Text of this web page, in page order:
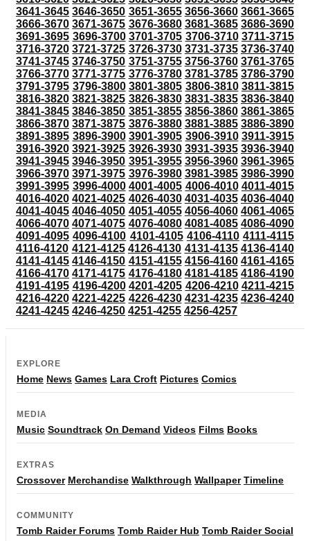
3641-3645 3646-3650 3651-3655 3656-3660 3661-3665
3666-3670 3671-3675 3676-3680 3681-3685 3686-3690
3691-3695 3696-3700 3701-3705 3706-3710 3711-3715
3716-3720 3721-3725 3726-3730 3731-3735 3736-3740
3741-3745 3746-3750 3751-3755 3756-3760 3761-3765
3766-3770 3771-3775 3776-3780 3781-3785 3786-3790
3791-3795 3796-3800 3801-3805 3806-3810 3811-3815
3816-3820 3821-3825 3826-3830 3831-3835 3836-3840
3841-3845 3846-3850 3851-3855 3856-3860 3861-3865
3866-3870 3871-3875 3876-3880 3881-3885 3886-3890
3891-3895 3896-3900 3901-3905 3906-3910 3911-3915
3916-3920 3921-3925 3926-3930 3931-3935 3936-3940
3941-3945 3946-3950 3951-3955 3956-3960 3961-3965
3966-3970 3971-3975 3976-3980 3981-3985 3986-3990
3991-3995 3996-4000 4001-4005 4006-4010 4011-4015
4016-4020 4021-4025 4026-4030 4031-4035 4036-4040
4041-4045 4046-4050 4051-4055 4056-4060 4061-4065
4066-4070 4071-4075 4076-4080 4081-4085 4086-4090
4091-4095 4096-4100 4101-4105 4106-4110 4111-4115
4116-4120 4121-4125 4126-4130 4131-4135 4136-4140
4141-4145 4146-4150 4151-4155 4156-4160 4161-4165
4166-4170 4171-4175 4176-4180 4181-4185 4186-4190
4191-4195 4196-4200 4201-4205 4206-4210 4211-4215
4216-4220 4221-4225 4226-4230 4231-4235 4236-4240
4241-4245 4246-4250 4251-4255 4256-4257
EXPLORE
Home News Games Lara Croft Pictures Comics
MEDIA
Music Soundtrack On Demand Videos Films Books
EXTRAS
Crossover Merchandise Walkthrough Wallpaper Timeline
COMMUNITY
Tomb Raider Forums Tomb Raider Hub Tomb Raider Social